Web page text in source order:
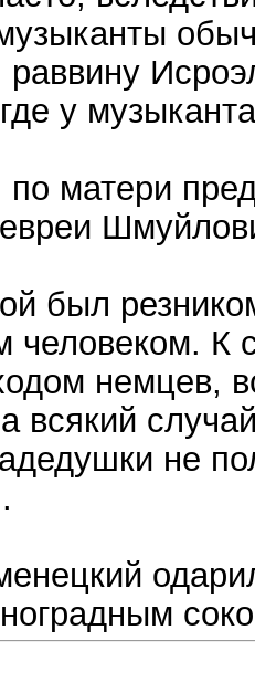
раввину
у
матери
был
человеком. К
немцев,
всякий
не